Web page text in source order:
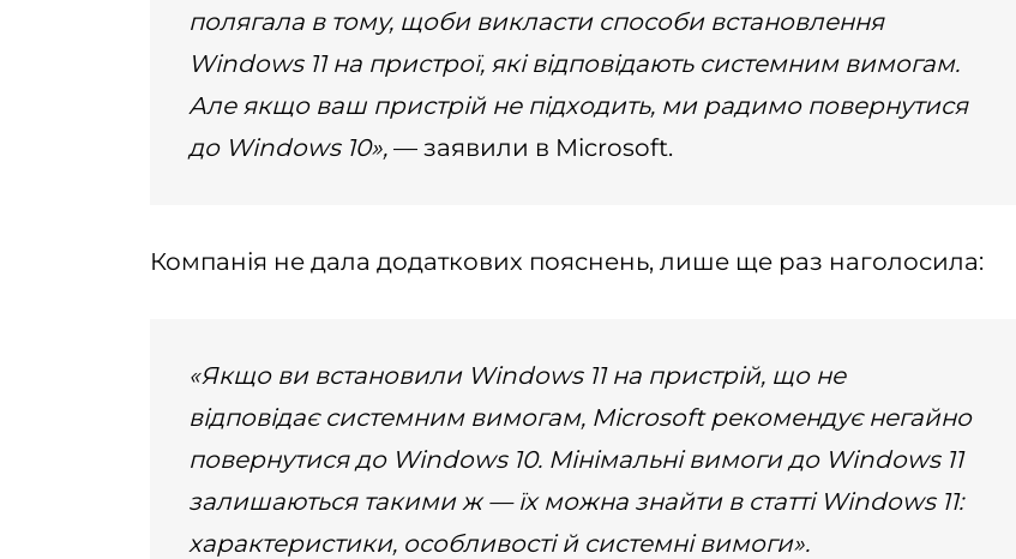
полягала в тому, щоби викласти способи встановлення
Windows 11 на пристрої, які відповідають системним вимогам.
Але якщо ваш пристрій не підходить, ми радимо повернутися
до Windows 10», — заявили в Microsoft.
Компанія не дала додаткових пояснень, лише ще раз наголосила:
«Якщо ви встановили Windows 11 на пристрій, що не
відповідає системним вимогам, Microsoft рекомендує негайно
повернутися до Windows 10. Мінімальні вимоги до Windows 11
залишаються такими ж — їх можна знайти в статті Windows 11:
характеристики, особливості й системні вимоги».